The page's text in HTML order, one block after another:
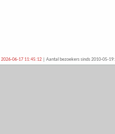
2026-06-17 11:45:12| Aantal bezoekers sinds 2010-05-19: